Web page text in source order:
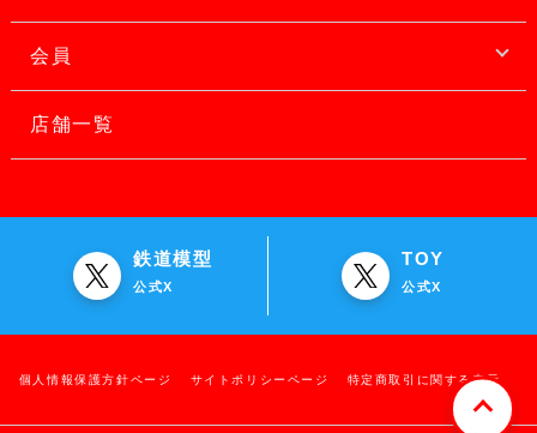
会員
店舗一覧
鉄道模型
公式X
TOY
公式X
個人情報保護方針ページ サイトポリシーページ 特定商取引に関する表示